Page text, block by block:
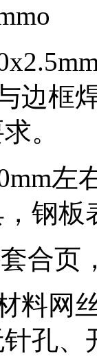
边框
。
左
钢
合页
料网
孔